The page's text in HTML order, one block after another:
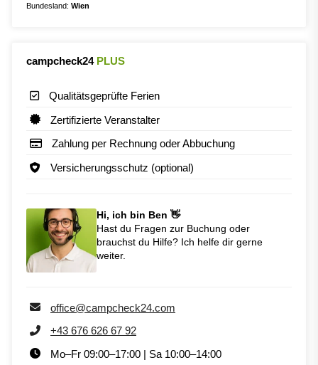
Bundesland: Wien
campcheck24 PLUS
Qualitätsgeprüfte Ferien
Zertifizierte Veranstalter
Zahlung per Rechnung oder Abbuchung
Versicherungsschutz (optional)
Hi, ich bin Ben 👋
Hast du Fragen zur Buchung oder
brauchst du Hilfe? Ich helfe dir gerne
weiter.
office@campcheck24.com
+43 676 626 67 92
Mo–Fr 09:00–17:00 | Sa 10:00–14:00